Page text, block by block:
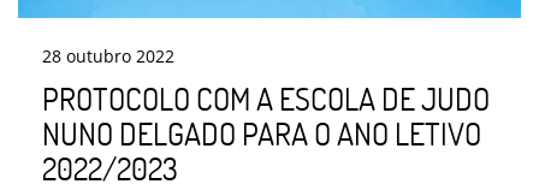
28 outubro 2022
PROTOCOLO COM A ESCOLA DE JUDO
NUNO DELGADO PARA O ANO LETIVO
2022/2023